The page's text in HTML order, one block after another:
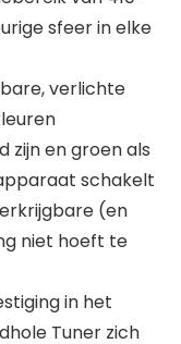
sfeer in elke
verlichte
zijn en groen als
schakelt
(en
niet hoeft te
in het
Tuner zich